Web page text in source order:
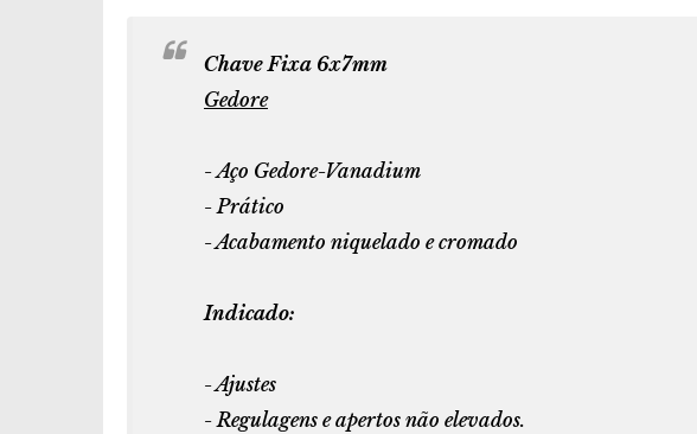
Chave Fixa 6x7mm
Gedore
- Aço Gedore-Vanadium
- Prático
- Acabamento niquelado e cromado
Indicado:
- Ajustes
- Regulagens e apertos não elevados.